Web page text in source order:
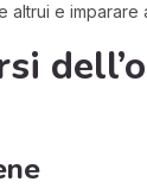
altrui e imparare